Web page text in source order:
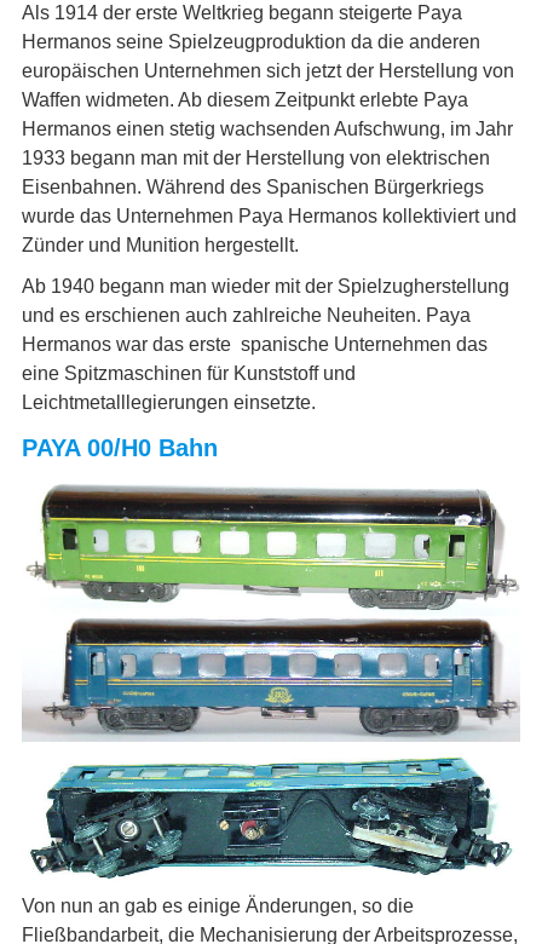
Als 1914 der erste Weltkrieg begann steigerte Paya
Hermanos seine Spielzeugproduktion da die anderen
europäischen Unternehmen sich jetzt der Herstellung von
Waffen widmeten. Ab diesem Zeitpunkt erlebte Paya
Hermanos einen stetig wachsenden Aufschwung, im Jahr
1933 begann man mit der Herstellung von elektrischen
Eisenbahnen. Während des Spanischen Bürgerkriegs
wurde das Unternehmen Paya Hermanos kollektiviert und
Zünder und Munition hergestellt.
Ab 1940 begann man wieder mit der Spielzugherstellung
und es erschienen auch zahlreiche Neuheiten. Paya
Hermanos war das erste spanische Unternehmen das
eine Spitzmaschinen für Kunststoff und
Leichtmetalllegierungen einsetzte.
PAYA 00/H0 Bahn
Von nun an gab es einige Änderungen, so die
Fließbandarbeit, die Mechanisierung der Arbeitsprozesse,